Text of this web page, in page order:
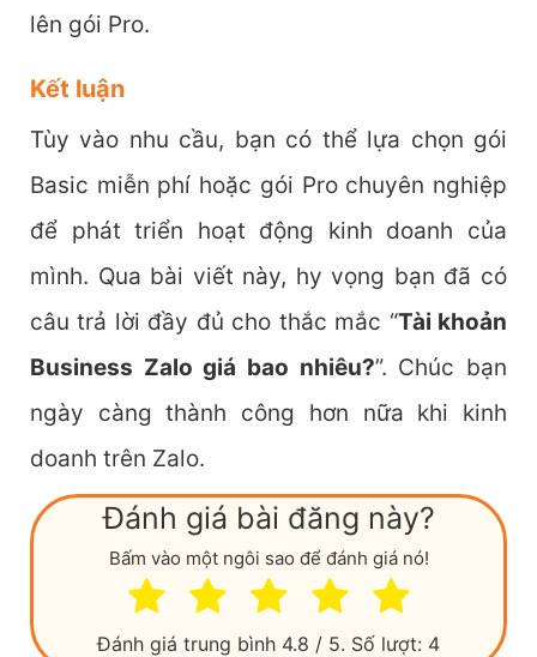
lên gói Pro.
Kết luận
Tùy vào nhu cầu, bạn có thể lựa chọn gói
Basic miễn phí hoặc gói Pro chuyên nghiệp
để phát triển hoạt động kinh doanh của
mình. Qua bài viết này, hy vọng bạn đã có
câu trả lời đầy đủ cho thắc mắc “Tài khoản
Business Zalo giá bao nhiêu?”. Chúc bạn
ngày càng thành công hơn nữa khi kinh
doanh trên Zalo.
Đánh giá bài đăng này?
Bấm vào một ngôi sao để đánh giá nó!
Đánh giá trung bình 4.8 / 5. Số lượt: 4